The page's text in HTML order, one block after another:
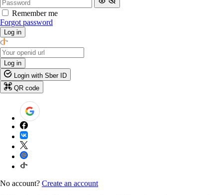
Remember me
Forgot password
Log in
Log in
Login with Sber ID
QR code
No account? Create an account